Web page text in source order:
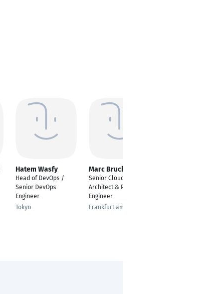
Hatem Wasfy
Head of DevOps /
Senior DevOps
Engineer
Tokyo
Marc Bruckskotten
Senior Cloud
Architect & Platform
Engineer
Frankfurt am Main